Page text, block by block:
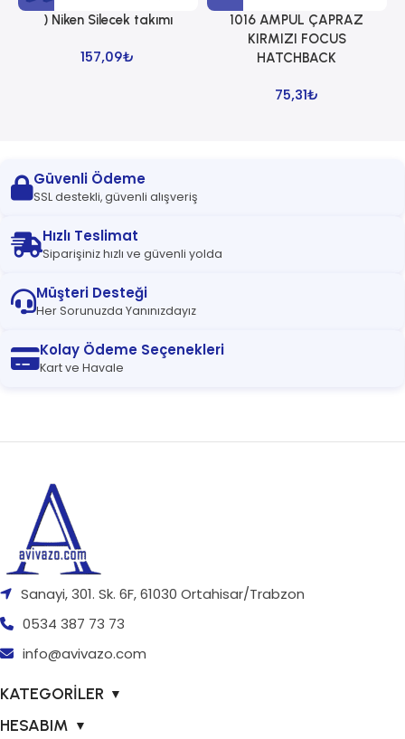
) Niken Silecek takımı
157,09₺
1016 AMPUL ÇAPRAZ
KIRMIZI FOCUS
HATCHBACK
75,31₺
Güvenli Ödeme
SSL destekli, güvenli alışveriş
Hızlı Teslimat
Siparişiniz hızlı ve güvenli yolda
Müşteri Desteği
Her Sorunuzda Yanınızdayız
Kolay Ödeme Seçenekleri
Kart ve Havale
Sanayi, 301. Sk. 6F, 61030 Ortahisar/Trabzon
0534 387 73 73
info@avivazo.com
KATEGORİLER ▼
HESABIM ▼